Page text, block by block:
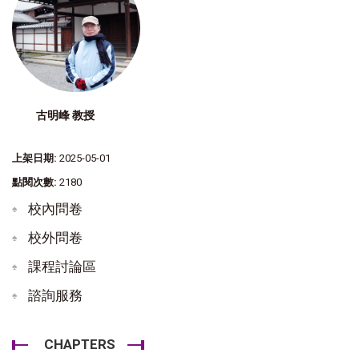
古明峰 教授
上架日期: 2025-05-01
點閱次數: 2180
校內問卷
校外問卷
課程討論區
諮詢服務
CHAPTERS